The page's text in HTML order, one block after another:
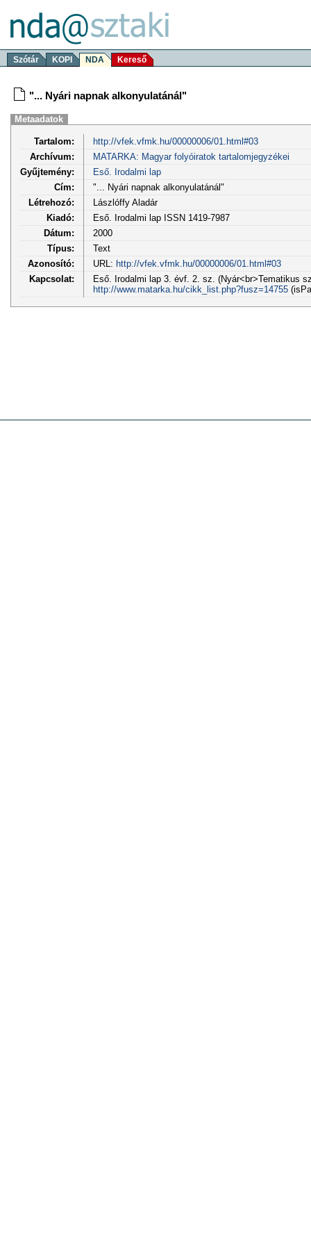
Szótár KOPI NDA Kereső
"... Nyári napnak alkonyulatánál"
Metaadatok
Tartalom:
http://vfek.vfmk.hu/00000006/01.html#03
Archívum:
MATARKA: Magyar folyóiratok tartalomjegyzékei
Gyűjtemény:
Eső. Irodalmi lap
Cím:
"... Nyári napnak alkonyulatánál"
Létrehozó:
Lászlóffy Aladár
Kiadó:
Eső. Irodalmi lap ISSN 1419-7987
Dátum:
2000
Típus:
Text
Azonosító:
URL: http://vfek.vfmk.hu/00000006/01.html#03
Kapcsolat:
Eső. Irodalmi lap 3. évf. 2. sz. (Nyár<br>Tematikus
http://www.matarka.hu/cikk_list.php?fusz=14755